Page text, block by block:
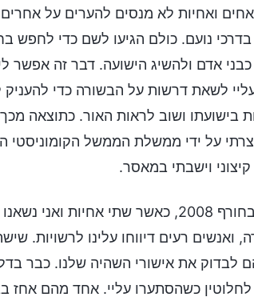
ואחיות לא מנסים להערים על
בדרכי נועם. כולם הגיעו לשם כדי
אדם ולהשיג הישועה. דבר זה אפשר
לשאת דרשות על הבשורה כדי
בישועתו ושוב לראות האור. כתוצאה
על ידי ממשלת הממשל הקומוניסטי
וישבתי במאסר.
זה קרה באחד הערבים בחורף 2008, כאשר
ואנשים רעים דיווחו עלינו לרשויות.
לבדוק את אישורי השהיה שלנו. כבר
כשהסתערו עליי. אחד מהם אחז